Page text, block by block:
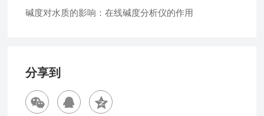
碱度对水质的影响：在线碱度分析仪的作用
分享到